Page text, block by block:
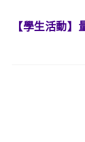
【學生活動